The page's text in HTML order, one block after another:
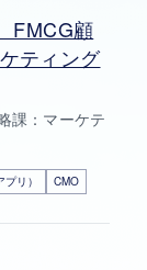
FMCG顧
ティング
課：マーケテ
リ） CMO